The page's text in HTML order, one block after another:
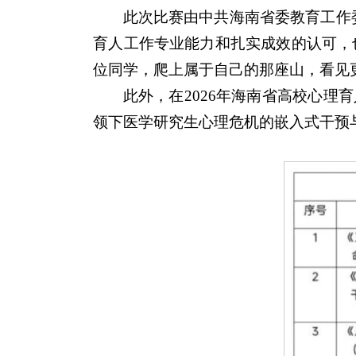
此次比赛由中共海南省委教育工
育人工作专业能力和扎实成效的认可
位同学，爬上属于自己的那座山，看见
此外，在2026年海南省高校心理
领下医学研究生心理危机的嵌入式干